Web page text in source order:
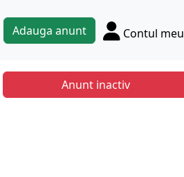
Adauga anunt Contul meu
Anunt inactiv